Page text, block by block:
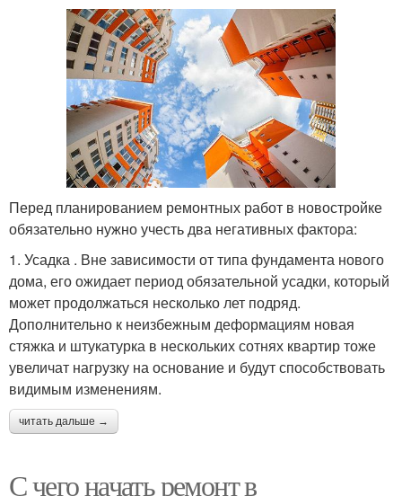
Перед планированием ремонтных работ в новостройке
обязательно нужно учесть два негативных фактора:
1. Усадка . Вне зависимости от типа фундамента нового
дома, его ожидает период обязательной усадки, который
может продолжаться несколько лет подряд.
Дополнительно к неизбежным деформациям новая
стяжка и штукатурка в нескольких сотнях квартир тоже
увеличат нагрузку на основание и будут способствовать
видимым изменениям.
читать дальше →
С чего начать ремонт в